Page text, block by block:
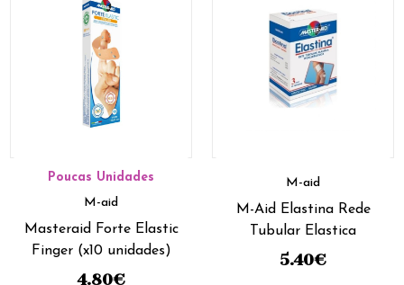
Poucas Unidades
M-aid
Masteraid Forte Elastic
Finger (x10 unidades)
4.80€
M-aid
M-Aid Elastina Rede
Tubular Elastica
5.40€